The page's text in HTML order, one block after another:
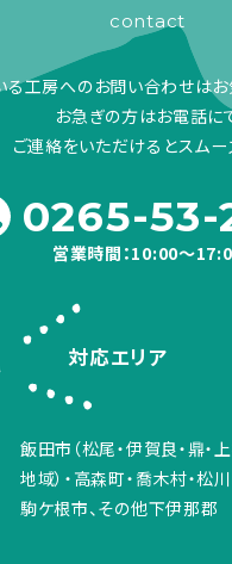
contact
る工房へのお問い合わせはお
お急ぎの方はお電話に
ご連絡をいただけるとスムー
0265-53-
営業時間：10:00～
対応エリア
飯田市（松尾・伊賀良・鼎・
地域）・高森町・喬木村・松
駒ケ根市、その他下伊那郡